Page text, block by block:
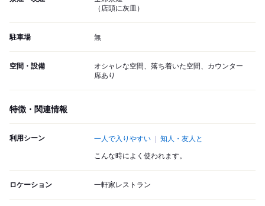
（店頭に灰皿）
駐車場 無
空間・設備
オシャレな空間、落ち着いた空間、カウンター
席あり
特徴・関連情報
利用シーン 一人で入りやすい 知人・友人と
こんな時によく使われます。
ロケーション 一軒家レストラン